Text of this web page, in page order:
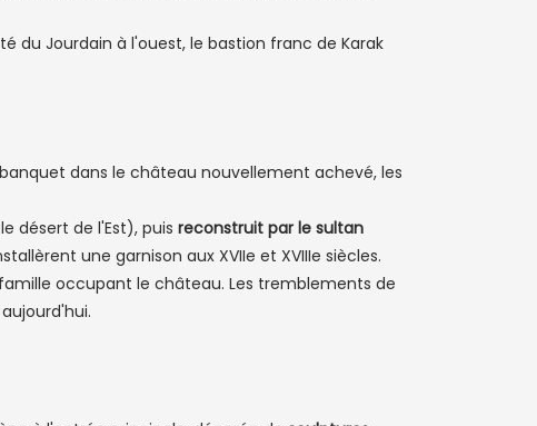
du Jourdain à l'ouest, le bastion franc de Karak
dans le château nouvellement achevé, les
désert de l'Est), puis reconstruit par le sultan
une garnison aux XVIIe et XVIIIe siècles.
occupant le château. Les tremblements de